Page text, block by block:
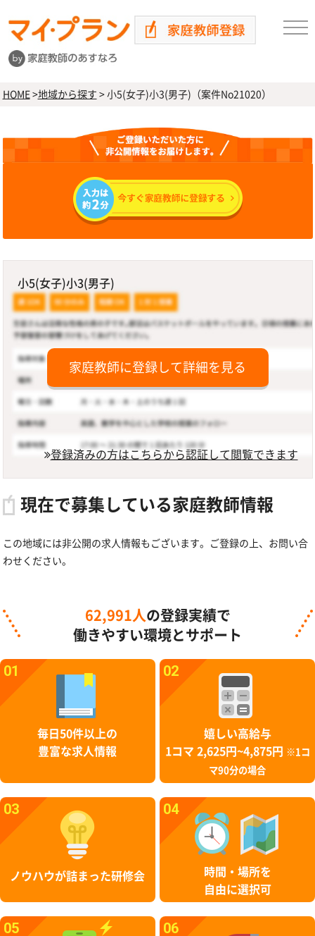
HOME>地域から探す >小5(女子)小3(男子)（案件No21020）
小5(女子)小3(男子)
家庭教師に登録して詳細を見る
登録済みの方はこちらから認証して閲覧できます
現在で募集している家庭教師情報
この地域には非公開の求人情報もございます。ご登録の上、お問い合
わせください。
62,991人 の登録実績で
働きやすい環境とサポート
01
毎日50件以上の
豊富な求人情報
02
嬉しい高給与
1コマ 2,625円~4,875円
※1コ
マ90分の場合
03
ノウハウが詰まった研修会
04
時間・場所を
自由に選択可
05 06